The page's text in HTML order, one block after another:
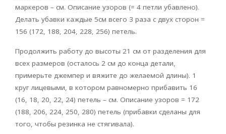
маркеров – см. Описание узоров (= 4 петли убавлено).
Делать убавки каждые 5см всего 3 раза с двух сторон =
156 (172, 188, 204, 228, 256) петель.
Продолжить работу до высоты 21 см от разделения для
всех размеров (осталось 2 см до конца детали,
примерьте джемпер и вяжите до желаемой длины). 1
круг лицевыми, в котором равномерно прибавить 16
(16, 18, 20, 22, 24) петель – см. Описание узоров = 172
(188, 206, 224, 250, 280) петель (прибавки сделаны для
того, чтобы резинка не стягивала).